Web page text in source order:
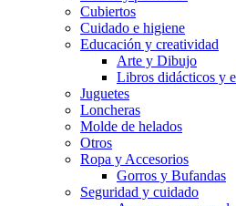
Cubiertos
Cuidado e higiene
Educación y creatividad
Arte y Dibujo
Libros didácticos y
Juguetes
Loncheras
Molde de helados
Otros
Ropa y Accesorios
Gorros y Bufandas
Seguridad y cuidado